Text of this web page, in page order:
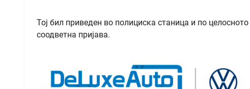
Тој бил приведен во полициска станица и по
соодветна пријава.